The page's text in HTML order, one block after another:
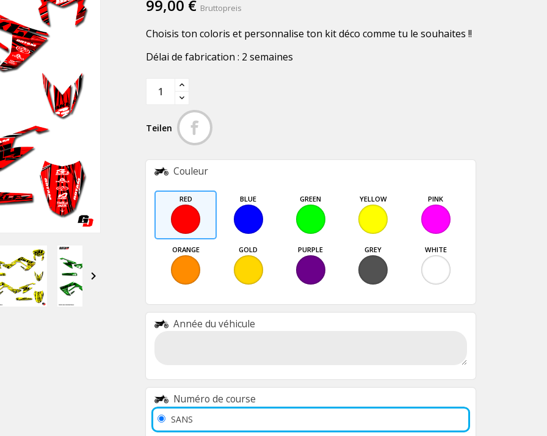

99,00 € Bruttopreis
Choisis ton coloris et personnalise ton kit déco comme tu le souhaites !!
Délai de fabrication : 2 semaines
Teilen
Couleur
RED BLUE GREEN YELLOW PINK
ORANGE GOLD PURPLE GREY WHITE
Année du véhicule
Numéro de course
SANS